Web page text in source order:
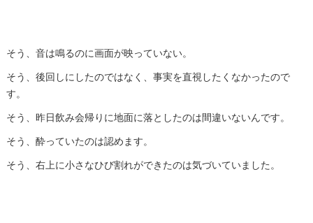
そう、音は鳴るのに画面が映っていない。
そう、後回しにしたのではなく、事実を直視したくなかったので
す。
そう、昨日飲み会帰りに地面に落としたのは間違いないんです。
そう、酔っていたのは認めます。
そう、右上に小さなひび割れができたのは気づいていました。